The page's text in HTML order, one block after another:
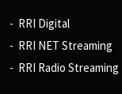
RRI Digital
RRI NET Streaming
RRI Radio Streaming